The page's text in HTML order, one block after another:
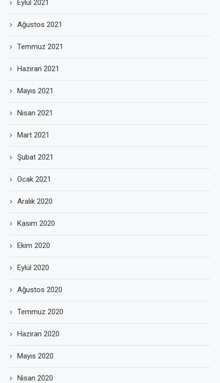
Eylül 2021
Ağustos 2021
Temmuz 2021
Haziran 2021
Mayıs 2021
Nisan 2021
Mart 2021
Şubat 2021
Ocak 2021
Aralık 2020
Kasım 2020
Ekim 2020
Eylül 2020
Ağustos 2020
Temmuz 2020
Haziran 2020
Mayıs 2020
Nisan 2020